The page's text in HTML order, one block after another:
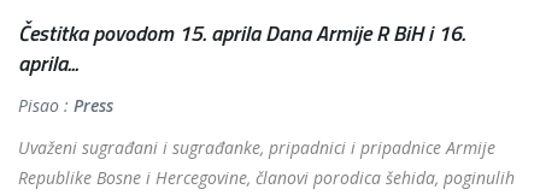
Čestitka povodom 15. aprila Dana Armije R BiH i 16.
aprila...
Pisao : Press
Uvaženi sugrađani i sugrađanke, pripadnici i pripadnice Armije
Republike Bosne i Hercegovine, članovi porodica šehida, poginulih